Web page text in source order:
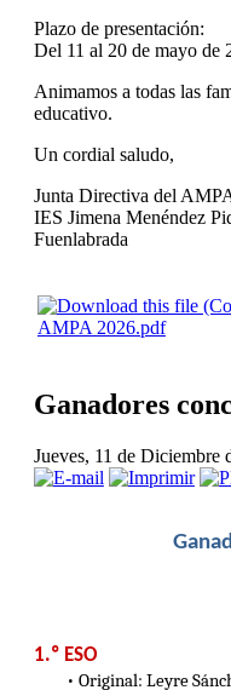
Plazo de presentación:
Del 11 al 20 de mayo de
Animamos a todas las
educativo.
Un cordial saludo,
Junta Directiva del
IES Jimena Menéndez
Fuenlabrada
AMPA 2026.pdf
Ganadores
Jueves, 11 de Diciembre
1.º ESO
• Original: Leyre